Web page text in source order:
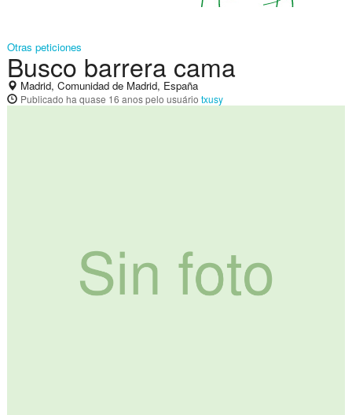
Otras peticiones
Busco barrera cama
Madrid, Comunidad de Madrid, España
Publicado ha quase 16 anospelo usuário txusy